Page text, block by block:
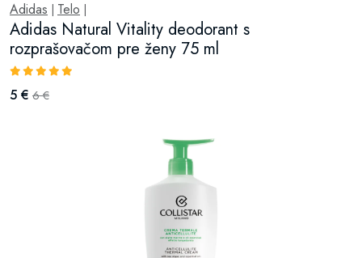
Adidas Telo
Adidas Natural Vitality deodorant s
rozprašovačom pre ženy 75 ml
5 € 6 €